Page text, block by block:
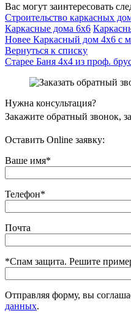
Вас могут заинтересовать
Строительство каркасных
Каркасные дома 6х6
Новее Каркасный дом 4х6 с
Вернуться к списку
Старее Баня 4х4 из проф.
Нужна консультация?
Закажите обратный звонок,
Оставить Online заявку:
Ваше имя*
Телефон*
Почта
*Спам защита. Решите
Отправляя форму, вы
данных.